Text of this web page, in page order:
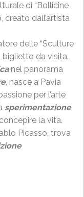
di “Bollicine
creato dall’artista
delle “Sculture
biglietto da visita.
nel panorama
, nasce a Pavia
per l’arte
sperimentazione
la vita.
Picasso, trova